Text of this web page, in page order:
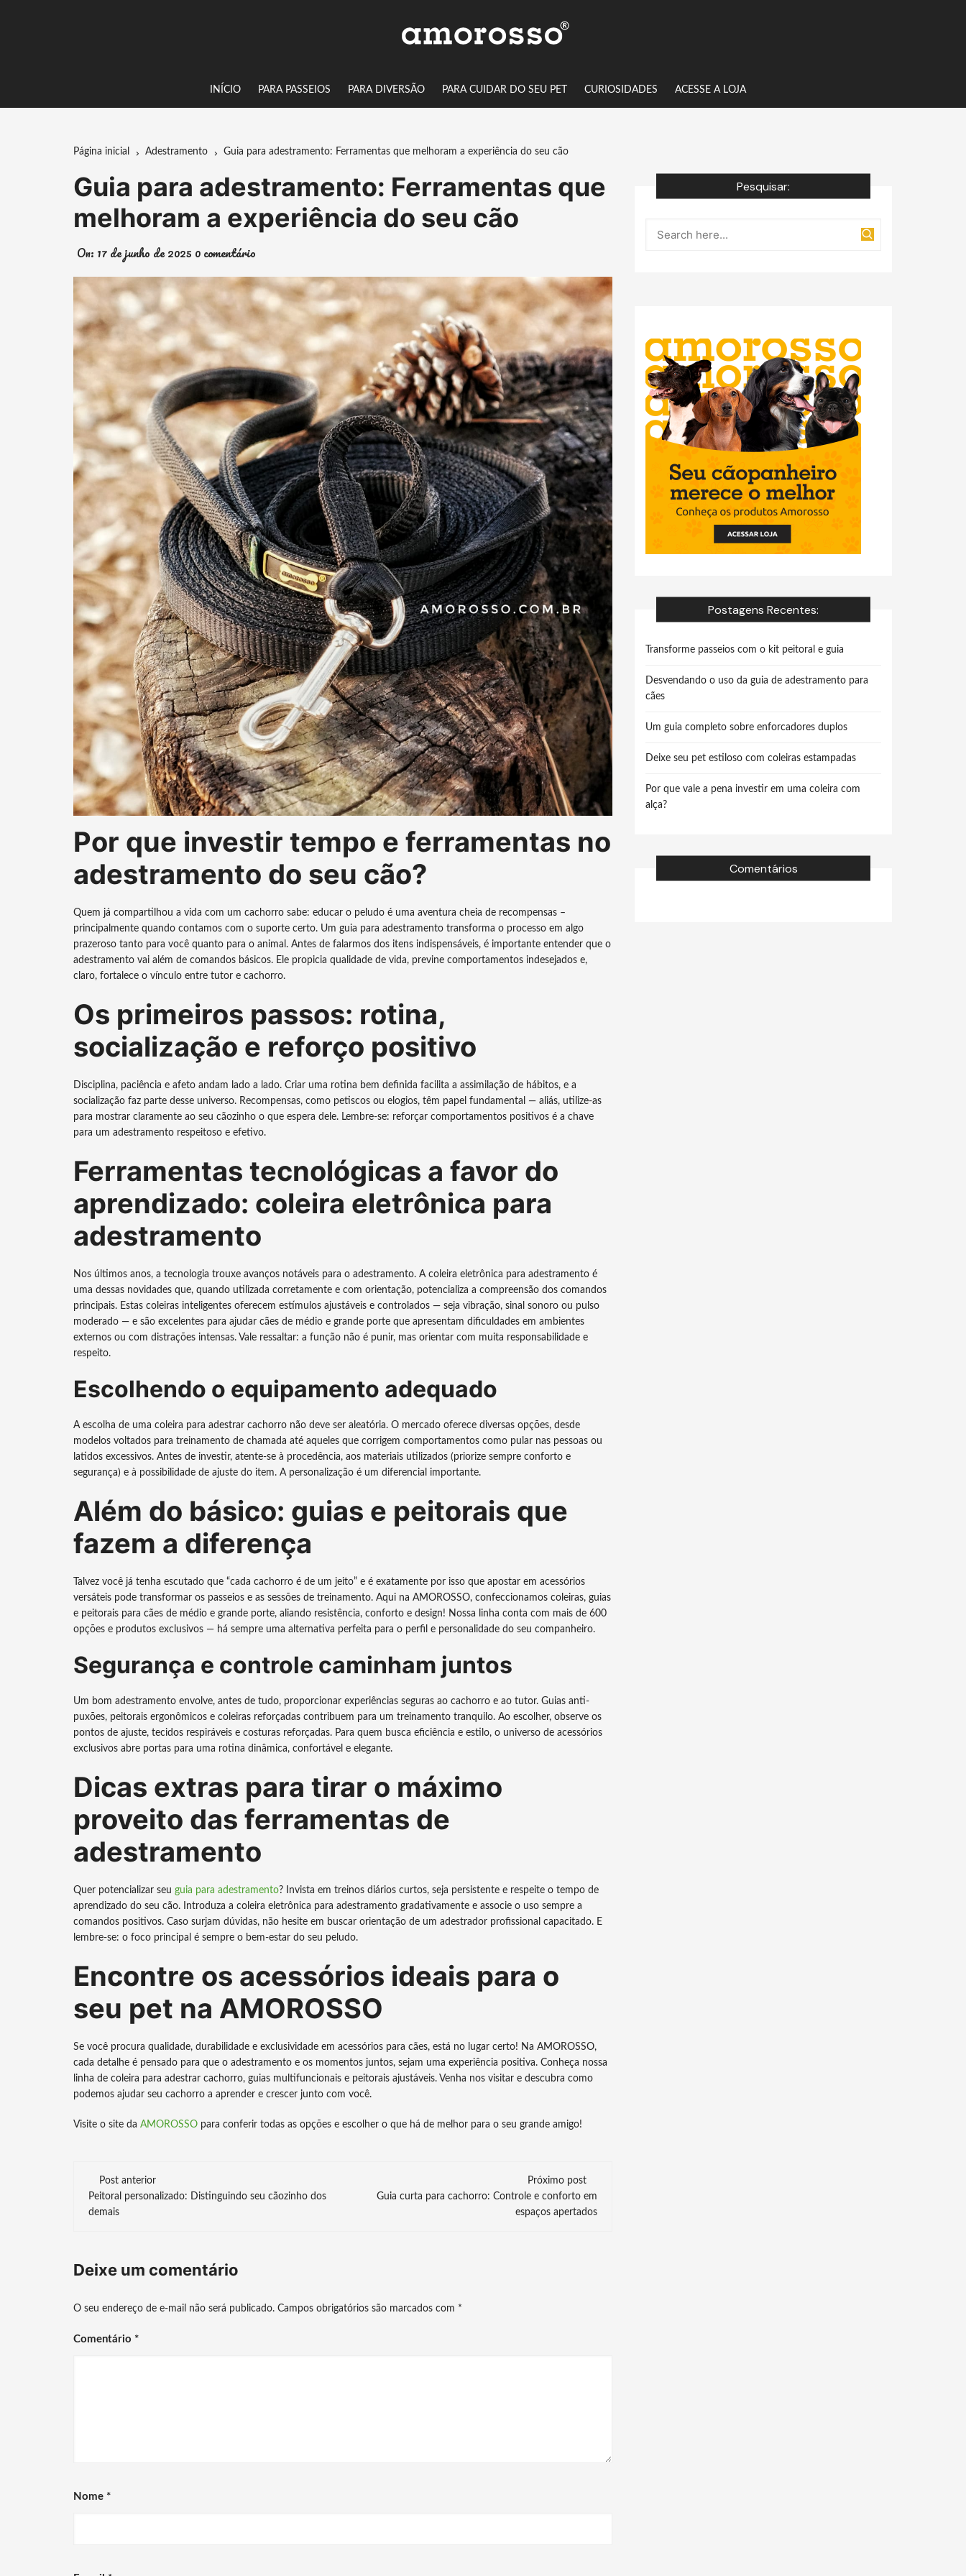
INÍCIO PARA PASSEIOS PARA DIVERSÃO PARA CUIDAR DO SEU PET CURIOSIDADES ACESSE A LOJA
Página inicial Adestramento Guia para adestramento: Ferramentas que melhoram a experiência do seu cão
Guia para adestramento: Ferramentas que
melhoram a experiência do seu cão
On: 17 de junho de 2025 0 comentário
Por que investir tempo e ferramentas no
adestramento do seu cão?
Quem já compartilhou a vida com um cachorro sabe: educar o peludo é uma aventura cheia de recompensas –
principalmente quando contamos com o suporte certo. Um guia para adestramento transforma o processo em algo
prazeroso tanto para você quanto para o animal. Antes de falarmos dos itens indispensáveis, é importante entender que o
adestramento vai além de comandos básicos. Ele propicia qualidade de vida, previne comportamentos indesejados e,
claro, fortalece o vínculo entre tutor e cachorro.
Os primeiros passos: rotina,
socialização e reforço positivo
Disciplina, paciência e afeto andam lado a lado. Criar uma rotina bem definida facilita a assimilação de hábitos, e a
socialização faz parte desse universo. Recompensas, como petiscos ou elogios, têm papel fundamental — aliás, utilize-as
para mostrar claramente ao seu cãozinho o que espera dele. Lembre-se: reforçar comportamentos positivos é a chave
para um adestramento respeitoso e efetivo.
Ferramentas tecnológicas a favor do
aprendizado: coleira eletrônica para
adestramento
Nos últimos anos, a tecnologia trouxe avanços notáveis para o adestramento. A coleira eletrônica para adestramento é
uma dessas novidades que, quando utilizada corretamente e com orientação, potencializa a compreensão dos comandos
principais. Estas coleiras inteligentes oferecem estímulos ajustáveis e controlados — seja vibração, sinal sonoro ou pulso
moderado — e são excelentes para ajudar cães de médio e grande porte que apresentam dificuldades em ambientes
externos ou com distrações intensas. Vale ressaltar: a função não é punir, mas orientar com muita responsabilidade e
respeito.
Escolhendo o equipamento adequado
A escolha de uma coleira para adestrar cachorro não deve ser aleatória. O mercado oferece diversas opções, desde
modelos voltados para treinamento de chamada até aqueles que corrigem comportamentos como pular nas pessoas ou
latidos excessivos. Antes de investir, atente-se à procedência, aos materiais utilizados (priorize sempre conforto e
segurança) e à possibilidade de ajuste do item. A personalização é um diferencial importante.
Além do básico: guias e peitorais que
fazem a diferença
Talvez você já tenha escutado que “cada cachorro é de um jeito” e é exatamente por isso que apostar em acessórios
versáteis pode transformar os passeios e as sessões de treinamento. Aqui na AMOROSSO, confeccionamos coleiras, guias
e peitorais para cães de médio e grande porte, aliando resistência, conforto e design! Nossa linha conta com mais de 600
opções e produtos exclusivos — há sempre uma alternativa perfeita para o perfil e personalidade do seu companheiro.
Segurança e controle caminham juntos
Um bom adestramento envolve, antes de tudo, proporcionar experiências seguras ao cachorro e ao tutor. Guias anti-
puxões, peitorais ergonômicos e coleiras reforçadas contribuem para um treinamento tranquilo. Ao escolher, observe os
pontos de ajuste, tecidos respiráveis e costuras reforçadas. Para quem busca eficiência e estilo, o universo de acessórios
exclusivos abre portas para uma rotina dinâmica, confortável e elegante.
Dicas extras para tirar o máximo
proveito das ferramentas de
adestramento
Quer potencializar seu guia para adestramento? Invista em treinos diários curtos, seja persistente e respeite o tempo de
aprendizado do seu cão. Introduza a coleira eletrônica para adestramento gradativamente e associe o uso sempre a
comandos positivos. Caso surjam dúvidas, não hesite em buscar orientação de um adestrador profissional capacitado. E
lembre-se: o foco principal é sempre o bem-estar do seu peludo.
Encontre os acessórios ideais para o
seu pet na AMOROSSO
Se você procura qualidade, durabilidade e exclusividade em acessórios para cães, está no lugar certo! Na AMOROSSO,
cada detalhe é pensado para que o adestramento e os momentos juntos, sejam uma experiência positiva. Conheça nossa
linha de coleira para adestrar cachorro, guias multifuncionais e peitorais ajustáveis. Venha nos visitar e descubra como
podemos ajudar seu cachorro a aprender e crescer junto com você.
Visite o site da AMOROSSO para conferir todas as opções e escolher o que há de melhor para o seu grande amigo!
Navegação
de
Post anterior
Peitoral personalizado: Distinguindo seu cãozinho dos
demais
Próximo post
Guia curta para cachorro: Controle e conforto em
espaços apertados
Deixe um comentário
O seu endereço de e-mail não será publicado. Campos obrigatórios são marcados com *
Comentário *
Nome *
Pesquisar:
Postagens Recentes:
Transforme passeios com o kit peitoral e guia
Desvendando o uso da guia de adestramento para
cães
Um guia completo sobre enforcadores duplos
Deixe seu pet estiloso com coleiras estampadas
Por que vale a pena investir em uma coleira com
alça?
Comentários